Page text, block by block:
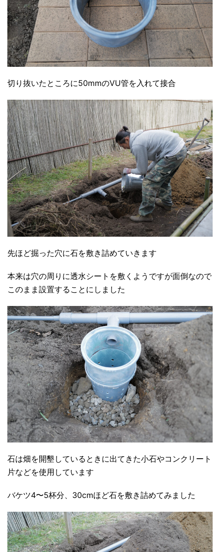
切り抜いたところに50mmのVU管を入れて接合
先ほど掘った穴に石を敷き詰めていきます
本来は穴の周りに透水シートを敷くようですが面倒なので
このまま設置することにしました
石は畑を開墾しているときに出てきた小石やコンクリート
片などを使用しています
バケツ4〜5杯分、30cmほど石を敷き詰めてみました